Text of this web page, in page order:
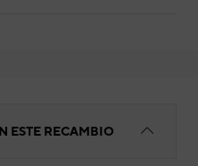
ESTE RECAMBIO